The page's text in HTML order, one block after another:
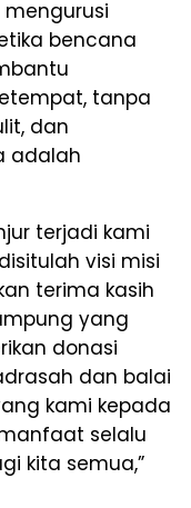
bencana
tanpa
dan
adalah
terjadi kami
visi misi
terima kasih
yang
donasi
dan balai
kami kepada
selalu
kita semua,”